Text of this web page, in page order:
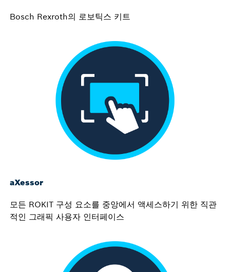
Bosch Rexroth의 로보틱스 키트
aXessor
모든 ROKIT 구성 요소를 중앙에서 액세스하기 위한 직관
적인 그래픽 사용자 인터페이스